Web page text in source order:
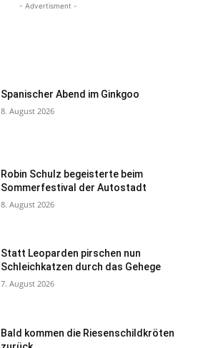
- Advertisment -
Spanischer Abend im Ginkgoo
8. August 2026
Robin Schulz begeisterte beim
Sommerfestival der Autostadt
8. August 2026
Statt Leoparden pirschen nun
Schleichkatzen durch das Gehege
7. August 2026
Bald kommen die Riesenschildkröten